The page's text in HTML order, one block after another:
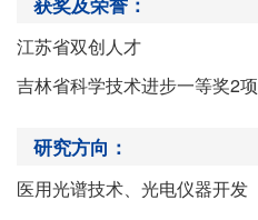
江苏省双创人才
吉林省科学技术进步一等奖2项
研究方向：
医用光谱技术、光电仪器开发